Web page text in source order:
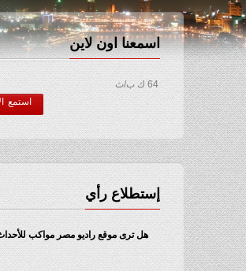
اسمعنا اون لاين
64 ك ب/ث
استمع
إستطلاع رأي
هل ترى موقع راديو مصر مواكب